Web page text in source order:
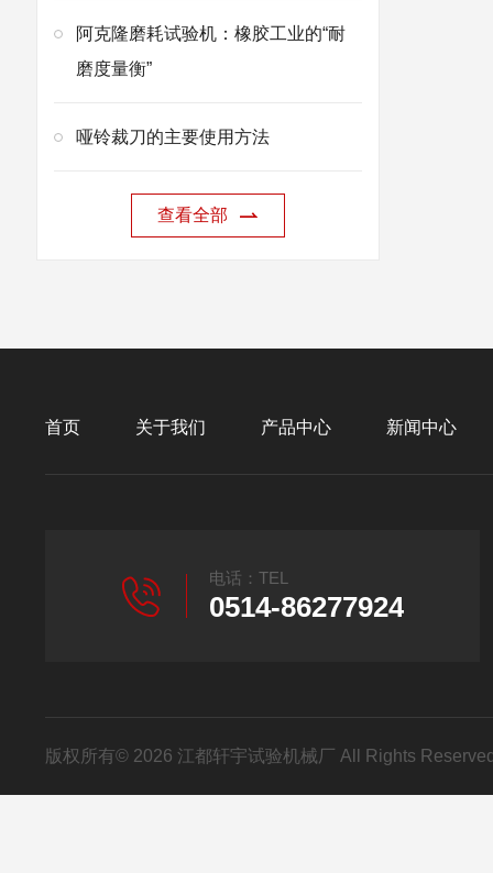
阿克隆磨耗试验机：橡胶工业的“耐
磨度量衡”
哑铃裁刀的主要使用方法
查看全部
首页 关于我们 产品中心 新闻中心
电话：TEL
0514-86277924
版权所有© 2026 江都轩宇试验机械厂 All Rights